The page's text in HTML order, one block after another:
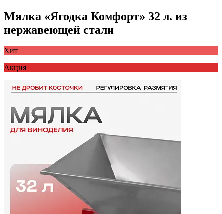
Мялка «Ягодка Комфорт» 32 л. из
нержавеющей стали
Хит
Акция